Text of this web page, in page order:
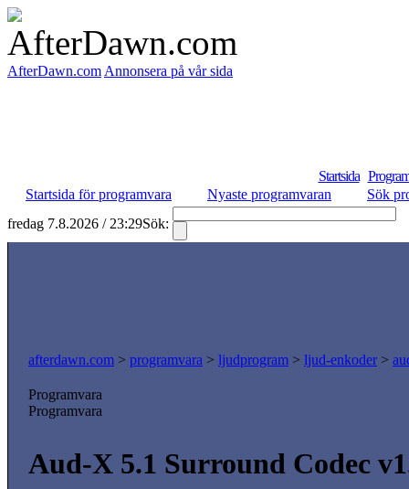
AfterDawn.com Annonsera på vår sida
Startsida
Startsida för programvara
Nyaste programvaran
Sök
fredag 7.8.2026 / 23:29Sök:
afterdawn.com > programvara > ljudprogram > ljud-enkoder >
Programvara
Programvara
Aud-X 5.1 Surround Codec